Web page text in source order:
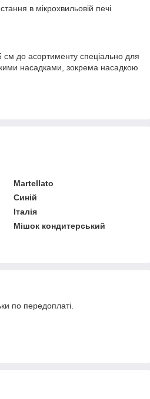
в мікрохвильовій печі
до асортименту спеціально для
насадками, зокрема насадкою
Martellato
Синій
Італія
Мішок кондитерський
по передоплаті.